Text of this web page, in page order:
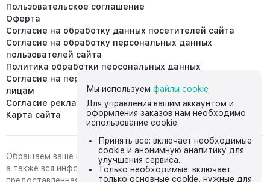
Пользовательское соглашение
Оферта
Согласие на обработку данных посетителей сайта
Согласие на обработку персональных данных
пользователей сайта
Политика обработки персональных данных
Согласие на передачу персональных данных третьим
лицам
Согласие реклама
Карта сайта
Обращаем ваше внимание на то, что данный интернет-сайт,
а также вся информация о товарах и ценах,
Мы используем файлы cookie
Для управления вашим аккаунтом и
оформления заказов нам необходимо
использование cookie.
Принять все: включает необходимые
cookie и анонимную аналитику для
улучшения сервиса.
Только необходимые: включает
только основные cookie, нужные для